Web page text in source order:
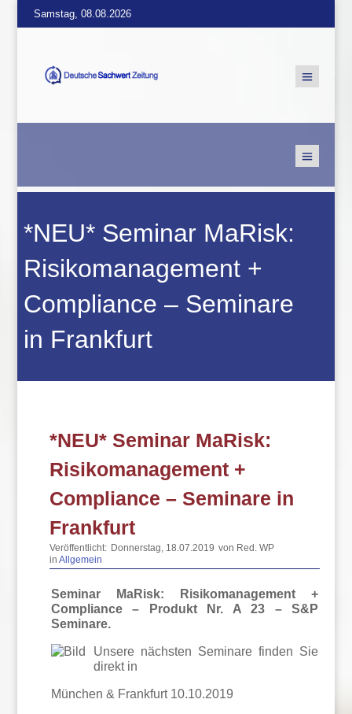
Samstag, 08.08.2026
*NEU* Seminar MaRisk:
Risikomanagement +
Compliance – Seminare
in Frankfurt
*NEU* Seminar MaRisk:
Risikomanagement +
Compliance – Seminare in
Frankfurt
Veröffentlicht: Donnerstag, 18.07.2019 von Red. WP
inAllgemein
Seminar MaRisk: Risikomanagement +
Compliance – Produkt Nr. A 23 – S&P
Seminare.
Unsere nächsten Seminare finden Sie
direkt in
München & Frankfurt 10.10.2019